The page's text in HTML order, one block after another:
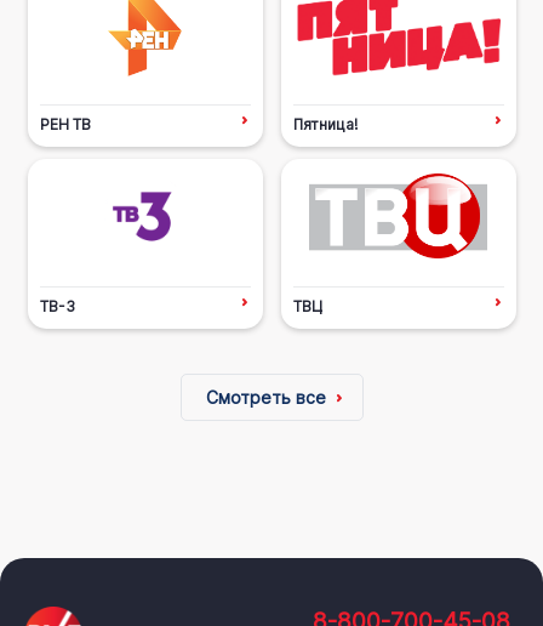
РЕН ТВ Пятница!
ТВ-3 ТВЦ
Смотреть все